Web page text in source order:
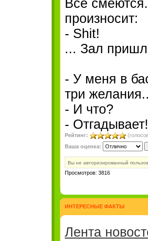
Все
произносит:
- Shit!
... Зал
- У меня в
три
- И что?
- Отгадывает!
Рейтинг:
Ваша оценка:
Вы не авторизированный
Просмотров: 3816
ИНТЕРЕСНЫЕ ФАКТЫ
Лента